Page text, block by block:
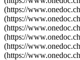
(https://
(https://
(https://
(https://
(https://
(https://